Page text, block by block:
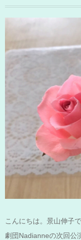
こんにちは。景山伸子で
劇団Nadianneの次回公